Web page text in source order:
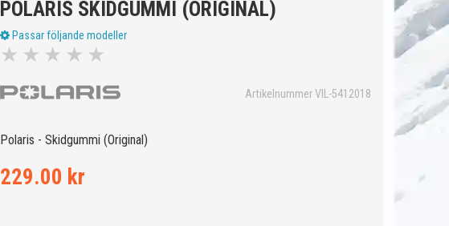
POLARIS SKIDGUMMI (ORIGINAL)
Passar följande modeller
★ ★ ★ ★ ★
Artikelnummer VIL-5412018
Polaris - Skidgummi (Original)
229.00 kr